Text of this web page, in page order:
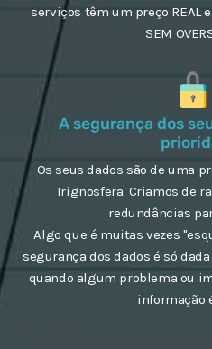
serviços têm um preço REAL
SEM
A segurança dos
Os seus dados são de uma
Trignosfera. Criamos de
redundâncias
Algo que é muitas vezes
segurança dos dados é só
quando algum problema ou
informação